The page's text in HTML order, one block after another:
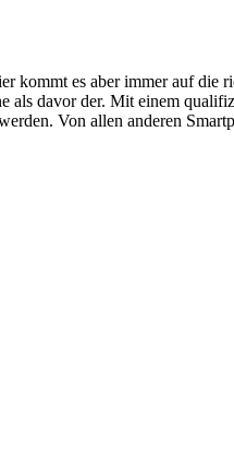
kommt es aber immer auf
davor der. Mit einem
Von allen anderen